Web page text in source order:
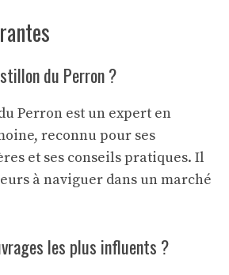
du Perron ?
Perron est un expert en
reconnu pour ses
et ses conseils pratiques. Il
à naviguer dans un marché
les plus influents ?